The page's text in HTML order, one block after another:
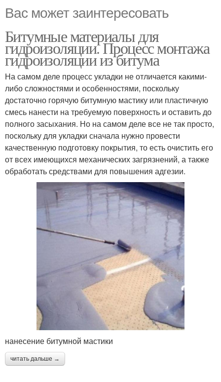
Вас может заинтересовать
Битумные материалы для
гидроизоляции. Процесс монтажа
гидроизоляции из битума
На самом деле процесс укладки не отличается какими-
либо сложностями и особенностями, поскольку
достаточно горячую битумную мастику или пластичную
смесь нанести на требуемую поверхность и оставить до
полного засыхания. Но на самом деле все не так просто,
поскольку для укладки сначала нужно провести
качественную подготовку покрытия, то есть очистить его
от всех имеющихся механических загрязнений, а также
обработать средствами для повышения адгезии.
нанесение битумной мастики
читать дальше →